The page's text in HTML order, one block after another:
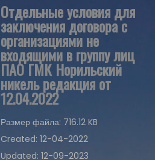
Отдельные условия для
заключения договора с
организациями не
входящими в группу лиц
ПАО ГМК Норильский
никель редакция от
12.04.2022
Размер файла: 716.12 KB
Created: 12-04-2022
Updated: 12-09-2023